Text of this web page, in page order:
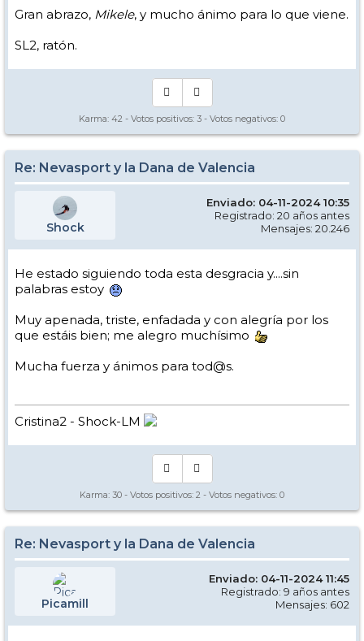
económica y psicologica.
Gracias a todas las personas que han prestado ayuda de alguna
forma. Se hace real el himno de Valencia "Tots a una veu, germans
Viene una semana cargada de realidad y va a ser muy dura.
Muchos ánimos a todos los afectados y lamentar las perdidas
irreparables de seres queridos. D.E.P.
Salud/os a todos.
Gran abrazo, Mikele, y mucho ánimo para lo que viene.
SL2, ratón.
Karma: 42 - Votos positivos: 3 - Votos negativos: 0
Re: Nevasport y la Dana de Valencia
Shock
Enviado: 04-11-2024 10:35
Registrado: 20 años antes
Mensajes: 20.246
He estado siguiendo toda esta desgracia y....sin
palabras estoy
Muy apenada, triste, enfadada y con alegría por los
que estáis bien; me alegro muchísimo
Mucha fuerza y ánimos para tod@s.
Cristina2 - Shock-LM
Karma: 30 - Votos positivos: 2 - Votos negativos: 0
Re: Nevasport y la Dana de Valencia
Picamill
Enviado: 04-11-2024 11:45
Registrado: 9 años antes
Mensajes: 602